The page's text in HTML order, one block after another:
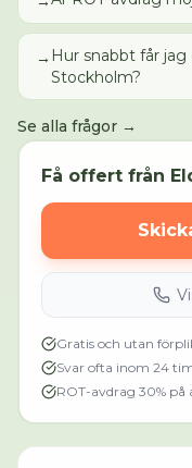
→ Hur snabbt får
Stockholm?
Se alla frågor →
Få offert från
Gratis och utan
Svar ofta inom 24
ROT-avdrag 30% på